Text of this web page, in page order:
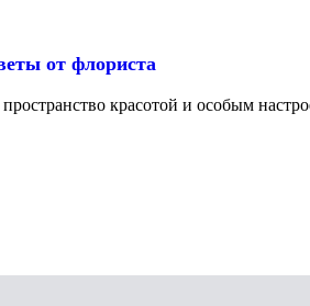
от флориста
пространство красотой и особым